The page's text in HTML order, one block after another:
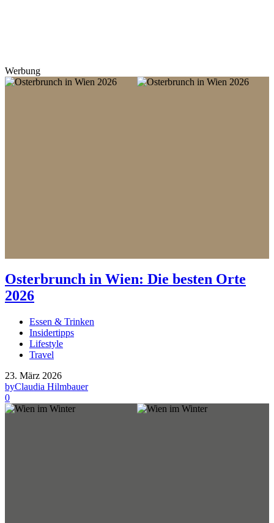
Werbung
Osterbrunch in Wien: Die besten Orte
2026
Essen & Trinken
Insidertipps
Lifestyle
Travel
23. März 2026
byClaudia Hilmbauer
0